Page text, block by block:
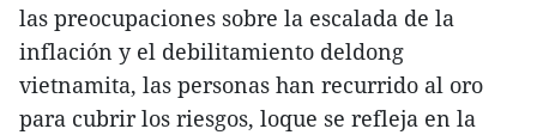
las preocupaciones sobre la escalada de la
inflación y el debilitamiento deldong
vietnamita, las personas han recurrido al oro
para cubrir los riesgos, loque se refleja en la